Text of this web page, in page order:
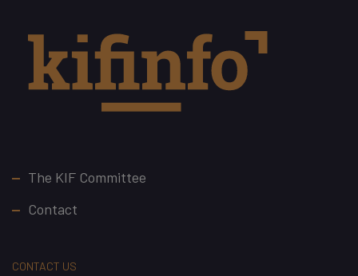
Footer
The KIF Committee
Contact
CONTACT US